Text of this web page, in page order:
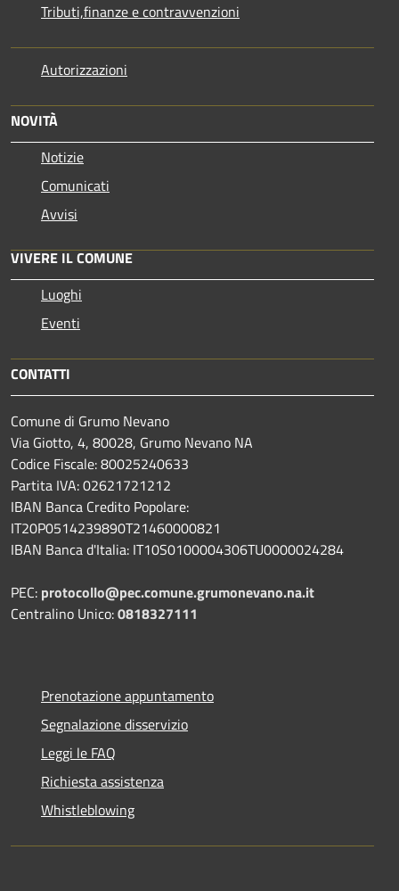
Tributi,finanze e contravvenzioni
Autorizzazioni
NOVITÀ
Notizie
Comunicati
Avvisi
VIVERE IL COMUNE
Luoghi
Eventi
CONTATTI
Comune di Grumo Nevano
Via Giotto, 4, 80028, Grumo Nevano NA
Codice Fiscale: 80025240633
Partita IVA: 02621721212
IBAN Banca Credito Popolare:
IT20P0514239890T21460000821
IBAN Banca d'Italia: IT10S0100004306TU0000024284
PEC: protocollo@pec.comune.grumonevano.na.it
Centralino Unico:0818327111
Prenotazione appuntamento
Segnalazione disservizio
Leggi le FAQ
Richiesta assistenza
Whistleblowing